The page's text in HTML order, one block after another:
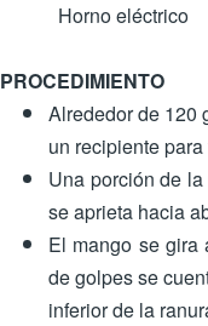
Horno eléctrico
PROCEDIMIENTO
Alrededor de 120
un recipiente
Una porción de
se aprieta hacia
El mango se gira
de golpes se
inferior de la